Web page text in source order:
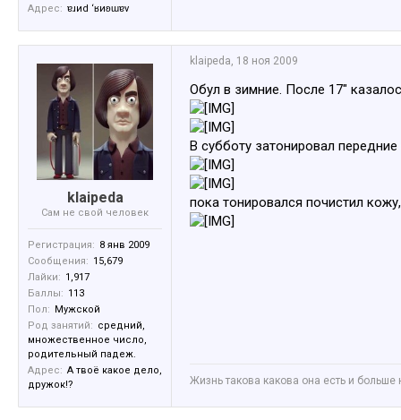
Адрес: ɐɹиd ‘ʁиʚɯɐv
klaipeda
Сам не свой человек
Регистрация: 8 янв 2009
Сообщения: 15,679
Лайки: 1,917
Баллы: 113
Пол:
Мужской
Род занятий: средний,
множественное число,
родительный падеж.
Адрес: А твоё какое дело,
дружок!?
klaipeda, 18 ноя 2009
Обул в зимние. После 17"
В субботу затонировал
пока тонировался почистил
Жизнь такова какова она есть и больше